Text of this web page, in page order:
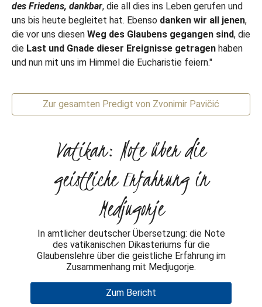
des Friedens, dankbar, die all dies ins Leben gerufen und
uns bis heute begleitet hat. Ebenso danken wir all jenen,
die vor uns diesen Weg des Glaubens gegangen sind, die
die Last und Gnade dieser Ereignisse getragen haben
und nun mit uns im Himmel die Eucharistie feiern."
Zur gesamten Predigt von Zvonimir Pavičić
Vatikan: Note über die
geistliche Erfahrung in
Medjugorje
In amtlicher deutscher Übersetzung: die Note
des vatikanischen Dikasteriums für die
Glaubenslehre über die geistliche Erfahrung im
Zusammenhang mit Medjugorje.
Zum Bericht